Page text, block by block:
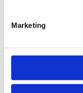
Marketing